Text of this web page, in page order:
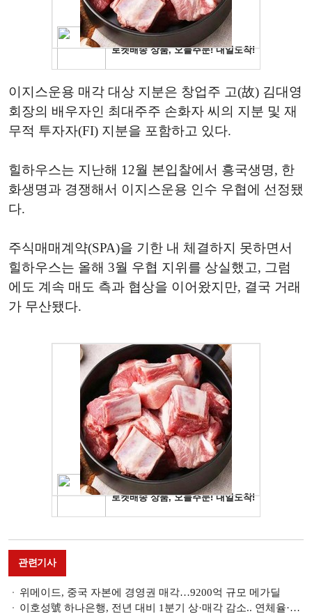
이지스운용 매각 대상 지분은 창업주 고(故) 김대영
회장의 배우자인 최대주주 손화자 씨의 지분 및 재
무적 투자자(FI) 지분을 포함하고 있다.
힐하우스는 지난해 12월 본입찰에서 흥국생명, 한
화생명과 경쟁해서 이지스운용 인수 우협에 선정됐
다.
주식매매계약(SPA)을 기한 내 체결하지 못하면서
힐하우스는 올해 3월 우협 지위를 상실했고, 그럼
에도 계속 매도 측과 협상을 이어왔지만, 결국 거래
가 무산됐다.
관련기사
위메이드, 중국 자본에 경영권 매각…9200억 규모 메가딜
이호성號 하나은행, 전년 대비 1분기 상·매각 감소.. 연체율·NPL 관리 '숙제' [금융 NPL 진단]